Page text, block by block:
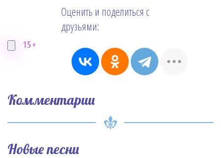
15+
Оценить и поделиться с
друзьями:
Комментарии
Новые песни